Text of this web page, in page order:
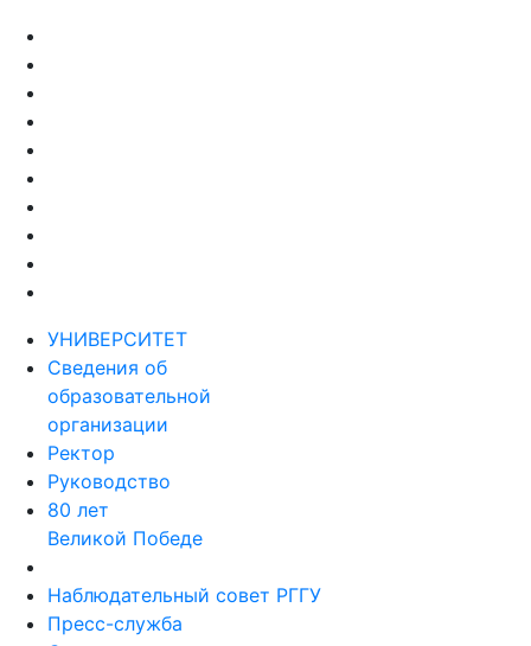
УНИВЕРСИТЕТ
Сведения об
образовательной
организации
Ректор
Руководство
80 лет
Великой Победе
Наблюдательный совет РГГУ
Пресс-служба